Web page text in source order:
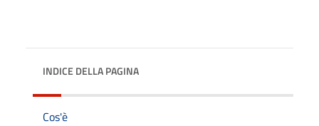
INDICE DELLA PAGINA
Cos'è